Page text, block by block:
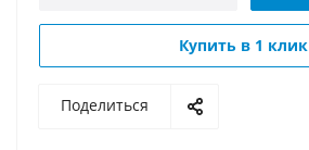
Купить в 1 клик
Поделиться